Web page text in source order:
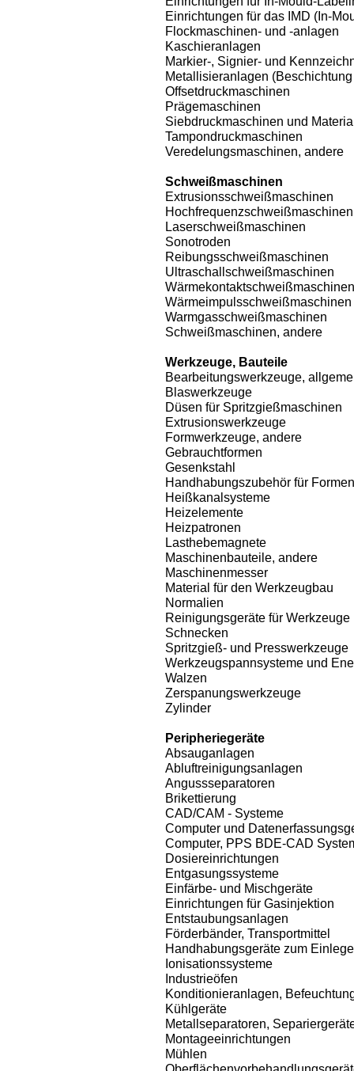
Einrichtungen für das IMD (In-
Flockmaschinen- und -anlagen
Kaschieranlagen
Markier-, Signier- und
Metallisieranlagen
Offsetdruckmaschinen
Prägemaschinen
Siebdruckmaschinen und
Tampondruckmaschinen
Veredelungsmaschinen, andere
Schweißmaschinen
Extrusionsschweißmaschinen
Hochfrequenzschweißmaschinen
Laserschweißmaschinen
Sonotroden
Reibungsschweißmaschinen
Ultraschallschweißmaschinen
Wärmekontaktschweißmaschinen
Wärmeimpulsschweißmaschinen
Warmgasschweißmaschinen
Schweißmaschinen, andere
Werkzeuge, Bauteile
Bearbeitungswerkzeuge,
Blaswerkzeuge
Düsen für Spritzgießmaschinen
Extrusionswerkzeuge
Formwerkzeuge, andere
Gebrauchtformen
Gesenkstahl
Handhabungszubehör für Formen
Heißkanalsysteme
Heizelemente
Heizpatronen
Lasthebemagnete
Maschinenbauteile, andere
Maschinenmesser
Material für den Werkzeugbau
Normalien
Reinigungsgeräte für Werkzeuge
Schnecken
Spritzgieß- und Presswerkzeuge
Werkzeugspannsysteme und
Walzen
Zerspanungswerkzeuge
Zylinder
Peripheriegeräte
Absauganlagen
Abluftreinigungsanlagen
Angussseparatoren
Brikettierung
CAD/CAM - Systeme
Computer und
Computer, PPS BDE-CAD
Dosiereinrichtungen
Entgasungssysteme
Einfärbe- und Mischgeräte
Einrichtungen für Gasinjektion
Entstaubungsanlagen
Förderbänder, Transportmittel
Handhabungsgeräte zum
Ionisationssysteme
Industrieöfen
Konditionieranlagen,
Kühlgeräte
Metallseparatoren,
Montageeinrichtungen
Mühlen